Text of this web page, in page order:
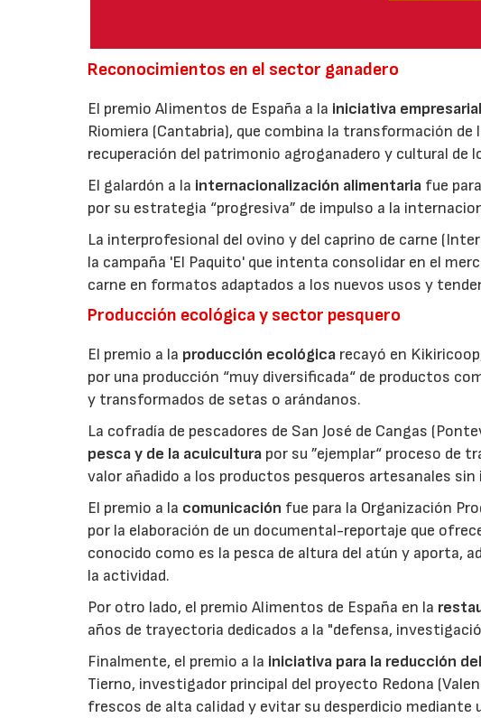
Reconocimientos en el sector ganadero
El premio Alimentos de España a la iniciativa empresarial
Riomiera (Cantabria), que combina la transformación de
recuperación del patrimonio agroganadero y cultural de
El galardón a la internacionalización alimentaria fue
por su estrategia “progresiva” de impulso a la
La interprofesional del ovino y del caprino de carne
la campaña 'El Paquito' que intenta consolidar en el
carne en formatos adaptados a los nuevos usos y
Producción ecológica y sector pesquero
El premio a la producción ecológica recayó en
por una producción “muy diversificada“ de productos
y transformados de setas o arándanos.
La cofradía de pescadores de San José de Cangas
pesca y de la acuicultura por su ”ejemplar“ proceso de
valor añadido a los productos pesqueros artesanales
El premio a la comunicación fue para la Organización
por la elaboración de un documental-reportaje que
conocido como es la pesca de altura del atún y aporta,
la actividad.
Por otro lado, el premio Alimentos de España en la
años de trayectoria dedicados a la "defensa,
Finalmente, el premio a la iniciativa para la reducción
Tierno, investigador principal del proyecto Redona
frescos de alta calidad y evitar su desperdicio